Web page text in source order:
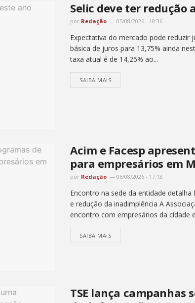
Selic deve ter redução
por Redação 05/08/2026 - 18:36
Expectativa do mercado pode
básica de juros para 13,75% ainda
taxa atual é de 14,25% ao...
SAIBA MAIS
Acim e Facesp
para empresários em
por Redação 06/08/2026 - 17:13
Encontro na sede da entidade
e redução da inadimplência A
encontro com empresários da cidade
SAIBA MAIS
TSE lança campanhas